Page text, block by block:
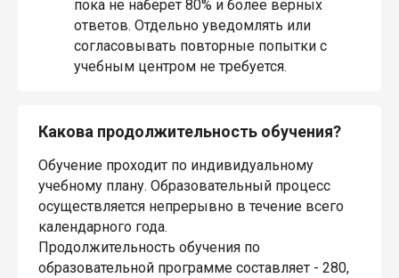
пока не наберет 80% и более верных
ответов. Отдельно уведомлять или
согласовывать повторные попытки с
учебным центром не требуется.
Какова продолжительность обучения?
Обучение проходит по индивидуальному
учебному плану. Образовательный процесс
осуществляется непрерывно в течение всего
календарного года.
Продолжительность обучения по
образовательной программе составляет - 280,